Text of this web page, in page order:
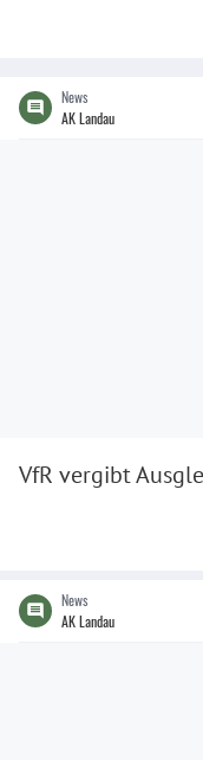
News
AK Landau
VfR vergibt
News
AK Landau